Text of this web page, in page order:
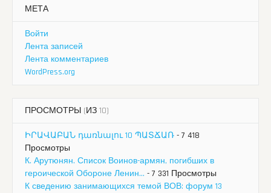
МЕТА
Войти
Лента записей
Лента комментариев
WordPress.org
ПРОСМОТРЫ (ИЗ 10)
ԻՐԱՎԱԲԱՆ դառնալու 10 ՊԱՏՃԱՌ - 7 418
Просмотры
К. Арутюнян. Список Воинов-армян, погибших в
героической Обороне Ленин... - 7 331 Просмотры
К сведению занимающихся темой ВОВ: форум 13